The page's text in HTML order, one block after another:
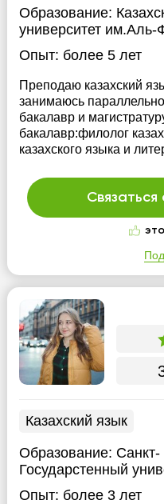
Образование:
университет им.Аль-
Опыт: более 5 лет
Преподаю казахский
занимаюсь
бакалавр и
бакалавр:филолог
казахского языка и
Казахский язык
Образование: Санкт-
Государстенный
Опыт: более 3 лет